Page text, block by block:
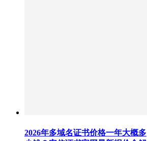
2026年多域名证书价格一年大概多